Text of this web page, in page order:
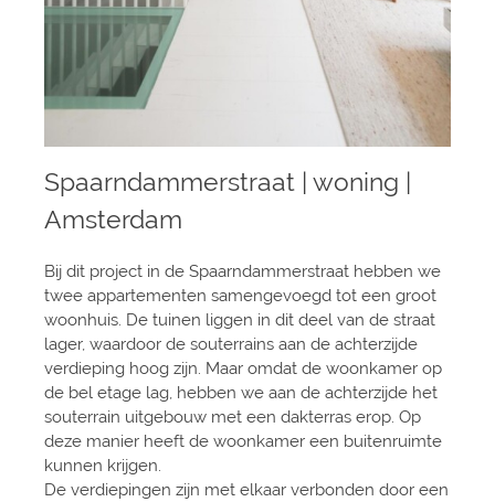
Spaarndammerstraat | woning |
Amsterdam
Bij dit project in de Spaarndammerstraat hebben we
twee appartementen samengevoegd tot een groot
woonhuis. De tuinen liggen in dit deel van de straat
lager, waardoor de souterrains aan de achterzijde
verdieping hoog zijn. Maar omdat de woonkamer op
de bel etage lag, hebben we aan de achterzijde het
souterrain uitgebouw met een dakterras erop. Op
deze manier heeft de woonkamer een buitenruimte
kunnen krijgen.
De verdiepingen zijn met elkaar verbonden door een